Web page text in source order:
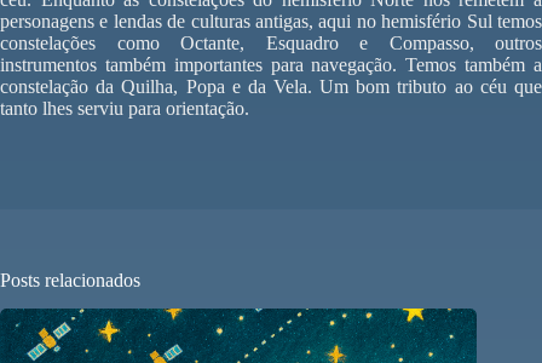
personagens e lendas de culturas antigas, aqui no hemisfério Sul temos
constelações como Octante, Esquadro e Compasso, outros
instrumentos também importantes para navegação. Temos também a
constelação da Quilha, Popa e da Vela. Um bom tributo ao céu que
tanto lhes serviu para orientação.
Posts relacionados